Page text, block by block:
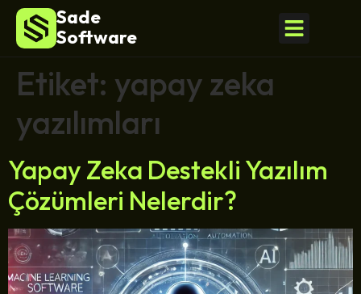
Sade
Software
Etiket: yapay zeka
yazılımları
Yapay Zeka Destekli Yazılım
Çözümleri Nelerdir?